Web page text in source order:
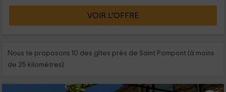
VOIR L’OFFRE
Nous te proposons 10 des gîtes près de Saint Pompont (à moins
de 25 kilomètres)